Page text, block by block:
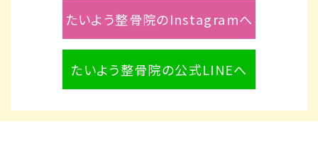
たいよう整骨院のInstagramへ
たいよう整骨院の公式LINEへ